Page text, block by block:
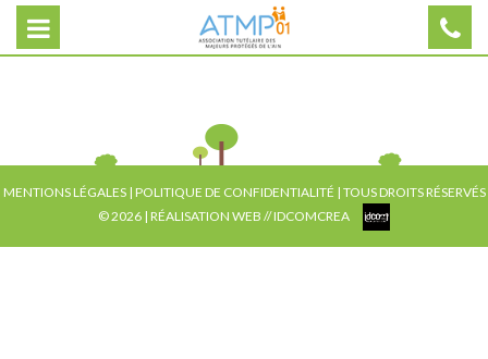
MENTIONS LÉGALES| POLITIQUE DE CONFIDENTIALITÉ | TOUS DROITS RÉSERVÉS
© 2026 | RÉALISATION WEB //IDCOMCREA